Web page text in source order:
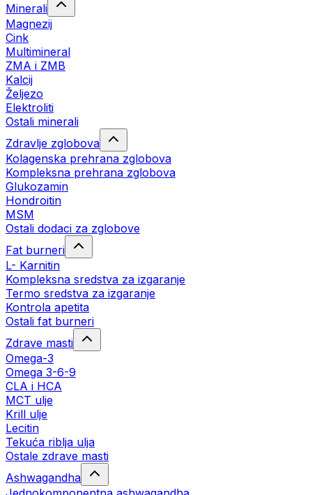
Minerali
Magnezij
Cink
Multimineral
ZMA i ZMB
Kalcij
Željezo
Elektroliti
Ostali minerali
Zdravlje zglobova
Kolagenska prehrana zglobova
Kompleksna prehrana zglobova
Glukozamin
Hondroitin
MSM
Ostali dodaci za zglobove
Fat burneri
L- Karnitin
Kompleksna sredstva za izgaranje
Termo sredstva za izgaranje
Kontrola apetita
Ostali fat burneri
Zdrave masti
Omega-3
Omega 3-6-9
CLA i HCA
MCT ulje
Krill ulje
Lecitin
Tekuća riblja ulja
Ostale zdrave masti
Ashwagandha